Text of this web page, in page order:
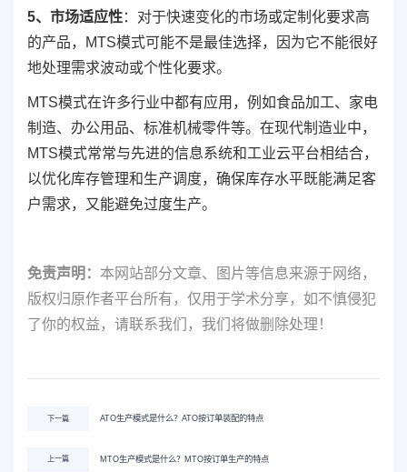
5、市场适应性：对于快速变化的市场或定制化要求高
的产品，MTS模式可能不是最佳选择，因为它不能很好
地处理需求波动或个性化要求。
MTS模式在许多行业中都有应用，例如食品加工、家电
制造、办公用品、标准机械零件等。在现代制造业中，
MTS模式常常与先进的信息系统和工业云平台相结合，
以优化库存管理和生产调度，确保库存水平既能满足客
户需求，又能避免过度生产。
免责声明： 本网站部分文章、图片等信息来源于网络，
版权归原作者平台所有，仅用于学术分享，如不慎侵犯
了你的权益，请联系我们，我们将做删除处理！
下一篇 ATO生产模式是什么？ATO按订单装配的特点
上一篇 MTO生产模式是什么？MTO按订单生产的特点